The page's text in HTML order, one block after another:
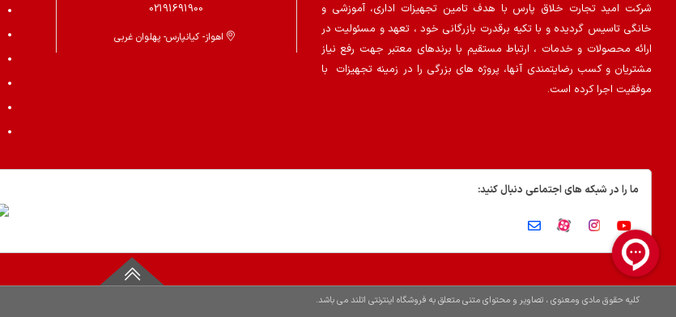
شرکت امید تجارت خلاق پارس با هدف تامین تجهیزات اداری، آموزشی و
خانگی تاسیس گردیده و با تکیه برقدرت بازرگانی خود ، تعهد و مسئولیت در
ارائه محصولات و خدمات ، ارتباط مستقیم با برندهای معتبر جهت رفع نیاز
مشتریان و کسب رضایتمندی آنها، پروژه های بزرگی را در زمینه تجهیزات با
موفقیت اجرا کرده است.
02191691900
اهواز- کیانپارس- پهلوان غربی
ما را در شبکه های اجتماعی دنبال کنید:
کلیه حقوق مادی ومعنوی ، تصاویر و محتوای متنی متعلق به فروشگاه اینترنتی اتلند می باشد.